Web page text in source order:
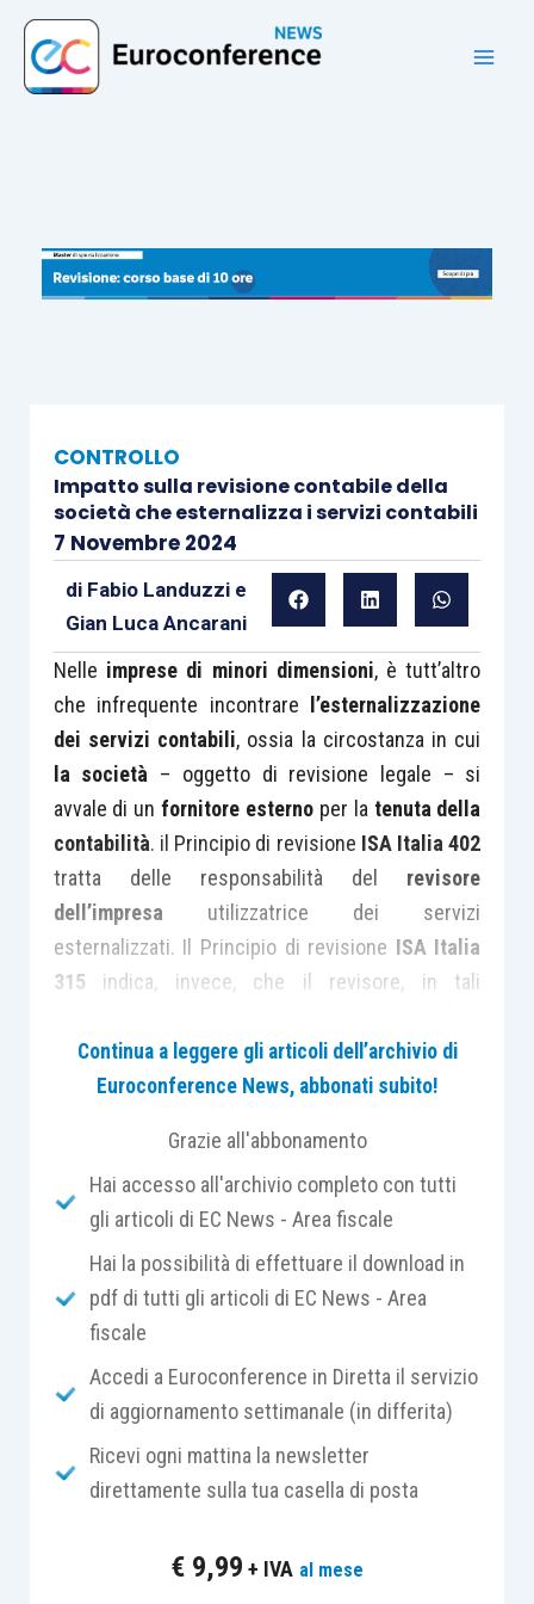
contenuto
CONTROLLO
Impatto sulla revisione contabile della
società che esternalizza i servizi contabili
7 Novembre 2024
di Fabio Landuzzie
Gian Luca Ancarani
Nelle imprese di minori dimensioni, è tutt’altro
che infrequente incontrare
l’esternalizzazione
dei servizi contabili, ossia la circostanza in cui
la società – oggetto di revisione legale – si
avvale di unfornitore esterno per la tenuta della
contabilità. il Principio di revisione ISA Italia 402
tratta delle responsabilità del revisore
dell’impresa utilizzatrice dei servizi
esternalizzati. Il Principio di revisione ISA Italia
315 indica, invece, che il revisore, in tali
con quali modalità l’impresa esternalizza il
servizio di tenuta della contabilità
delle operazioni svolte e la
dei rapportifra le parti.
In concreto, in tali circostanze, il revisore è
chiamato prima di tutto a esaminare e
comprendere quali sono i
forza dei quali
il fornitore esterno presta servizi
contabili
all’impresa e, quindi, definire il
in concreto, avvalersi dei servizi contabili di un
professionista accreditato potrebbe, in ultima
rischio di errori significativi, soprattutto per
Continua a leggere gli articoli dell’archivio di
Euroconference News, abbonati subito!
Grazie all'abbonamento
Hai accesso all'archivio completo con tutti
gli articoli di EC News - Area fiscale
Hai la possibilità di effettuare il download in
pdf di tutti gli articoli di EC News - Area
fiscale
Accedi a Euroconference in Diretta il servizio
di aggiornamento settimanale (in differita)
Ricevi ogni mattina la newsletter
direttamente sulla tua casella di posta
€ 9,99 + IVA al mese